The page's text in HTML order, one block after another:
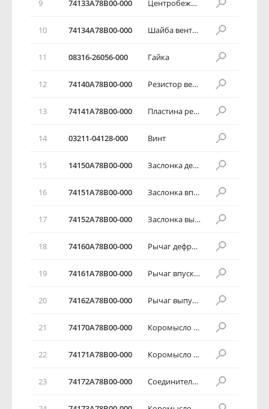
9 74133А78В00-000 Центробежный вентилятор
10 74134А78В00-000 Шайба вентилятора
11 08316-26056-000 Гайка
12 74140А78В00-000 Резистор вентилятора
13 74141А78В00-000 Пластина резистора
14 03211-04128-000 Винт
15 14150А78В00-000 Заслонка дефростера
16 74151А78В00-000 Заслонка впускного воздуха
17 74152А78В00-000 Заслонка выпускного воздуха
18 74160А78В00-000 Рычаг дефростера
19 74161А78В00-000 Рычаг впускного воздуха
20 74162А78В00-000 Рычаг выпускного воздуха
21 74170А78В00-000 Коромысло рычага дефростера
22 74171А78В00-000 Коромысло рычага
23 74172А78В00-000 Соединитель троса